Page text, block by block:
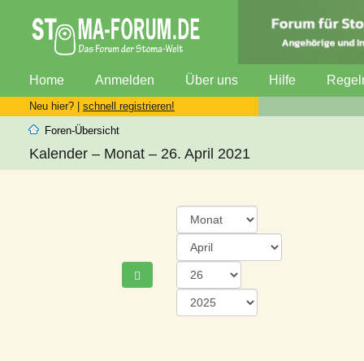
Home Anmelden Über uns Hilfe
Neu hier? | schnell registrieren!
Foren-Übersicht
Kalender – Monat – 26. April 2021